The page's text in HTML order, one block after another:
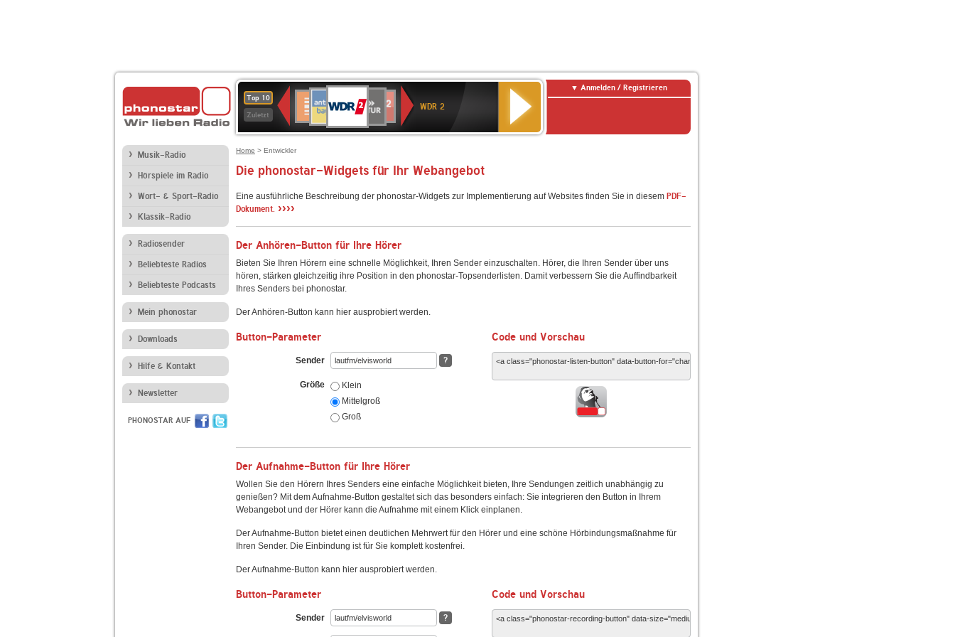
Top 10
Zuletzt
Deutschlandfunk
90er
OLDIE
ANTENNE
4
KLASSIK
Deutschlandfunk
KulturBAYERN
2
Kultur
NDR
2
WDR 2
Anmelden / Registrieren
Musik-Radio
Hörspiele im Radio
Wort- & Sport-Radio
Klassik-Radio
Radiosender
Beliebteste Radios
Beliebteste Podcasts
Mein phonostar
Downloads
Hilfe & Kontakt
Newsletter
PHONOSTAR AUF
Home > Entwickler
Die phonostar-Widgets für Ihr Webangebot
Eine ausführliche Beschreibung der phonostar-Widgets zur Implementierung auf Websites finden Sie in diesem PDF-
Dokument. ››››
Der Anhören-Button für Ihre Hörer
Bieten Sie Ihren Hörern eine schnelle Möglichkeit, Ihren Sender einzuschalten. Hörer, die Ihren Sender über uns
hören, stärken gleichzeitig ihre Position in den phonostar-Topsenderlisten. Damit verbessern Sie die Auffindbarkeit
Ihres Senders bei phonostar.
Der Anhören-Button kann hier ausprobiert werden.
Button-Parameter
Sender ?
Größe
Klein
Mittelgroß
Groß
Code und Vorschau
Der Aufnahme-Button für Ihre Hörer
Wollen Sie den Hörern Ihres Senders eine einfache Möglichkeit bieten, Ihre Sendungen zeitlich unabhängig zu
genießen? Mit dem Aufnahme-Button gestaltet sich das besonders einfach: Sie integrieren den Button in Ihrem
Webangebot und der Hörer kann die Aufnahme mit einem Klick einplanen.
Der Aufnahme-Button bietet einen deutlichen Mehrwert für den Hörer und eine schöne Hörbindungsmaßnahme für
Ihren Sender. Die Einbindung ist für Sie komplett kostenfrei.
Der Aufnahme-Button kann hier ausprobiert werden.
Button-Parameter
Sender ?
Code und Vorschau